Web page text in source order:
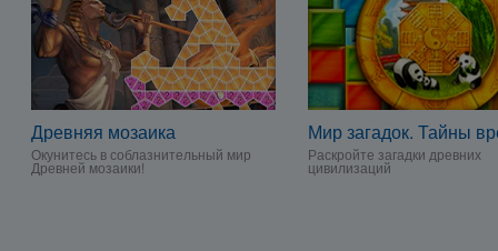
Древняя мозаика
Окунитесь в соблазнительный мир
Древней мозаики!
Мир загадок. Тайны
Раскройте загадки древних
цивилизаций